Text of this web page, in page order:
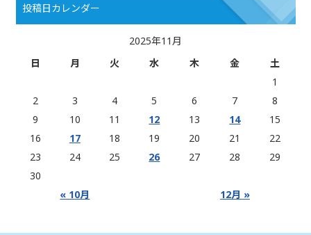
投稿日カレンダー
2025年11月
日
月 火 水 木 金 土
« 10月 12月 »
1
2
3 4 5 6 7
8
9
10 11 12 13 14
15
16
17 18 19 20 21
22
23
24 25 26 27 28
29
30